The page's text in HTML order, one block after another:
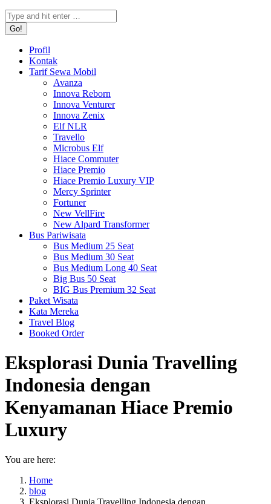
Search:
Profil
Kontak
Tarif Sewa Mobil
Avanza
Innova Reborn
Innova Venturer
Innova Zenix
Elf NLR
Travello
Microbus Elf
Hiace Commuter
Hiace Premio
Hiace Premio Luxury VIP
Mercy Sprinter
Fortuner
New VellFire
New Alpard Transformer
Bus Pariwisata
Bus Medium 25 Seat
Bus Medium 30 Seat
Bus Medium Long 40 Seat
Big Bus 50 Seat
BIG Bus Premium 32 Seat
Paket Wisata
Kata Mereka
Travel Blog
Booked Order
Eksplorasi Dunia Travelling
Indonesia dengan
Kenyamanan Hiace Premio
Luxury
You are here:
Home
blog
Eksplorasi Dunia Travelling Indonesia dengan…